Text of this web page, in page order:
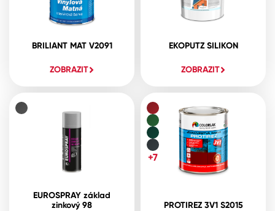
BRILIANT MAT V2091
ZOBRAZIT
EKOPUTZ SILIKON
ZOBRAZIT
EUROSPRAY základ
zinkový 98
PROTIREZ 3V1 S2015
+7